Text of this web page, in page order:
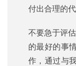
付出合理的代
不要急于评
的最好的事
作，通过与